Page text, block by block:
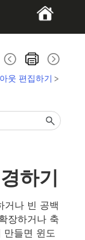
웃 편집하기 >
하기
거나 빈 공백
장하거나 축
만들면 윈도